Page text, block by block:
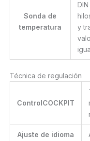
Sonda de
temperatura
y
Técnica de regulación
ControlCOCKPIT
Ajuste de idioma